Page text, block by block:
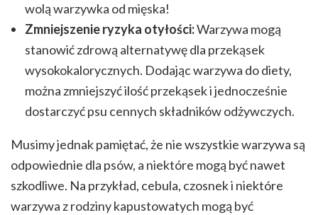
wolą warzywka od mięska!
Zmniejszenie ryzyka otyłości:Warzywa mogą
stanowić zdrową alternatywę dla przekąsek
wysokokalorycznych. Dodając warzywa do diety,
można zmniejszyć ilość przekąsek i jednocześnie
dostarczyć psu cennych składników odżywczych.
Musimy jednak pamiętać, że nie wszystkie warzywa są
odpowiednie dla psów, a niektóre mogą być nawet
szkodliwe. Na przykład, cebula, czosnek i niektóre
warzywa z rodziny kapustowatych mogą być